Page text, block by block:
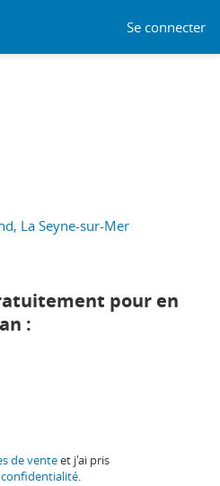
Se connecter
La Seyne-sur-Mer
pour en
:
de venteet j'ai pris
.